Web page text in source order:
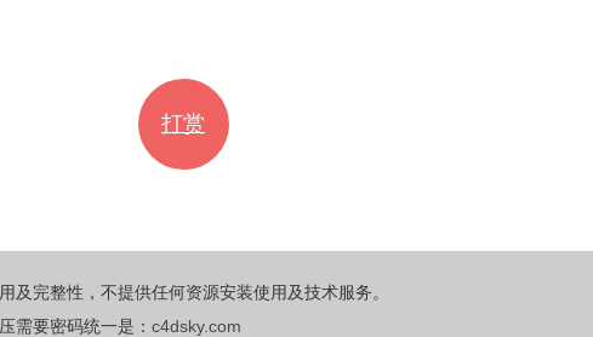
打赏
完整性，不提供任何资源安装使用及技术服务。
需要密码统一是： c4dsky.com